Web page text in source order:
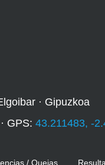
· Gipuzkoa
· GPS: 43.211483, -
/ Quejas